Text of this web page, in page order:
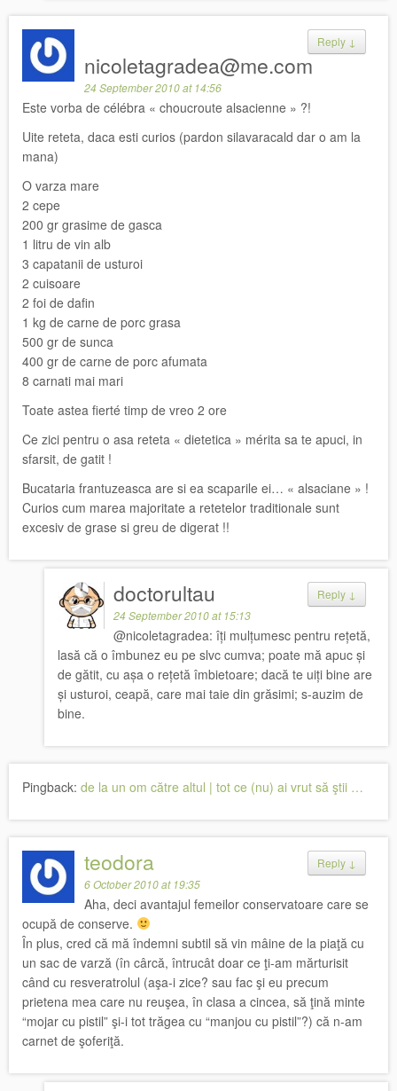
Reply ↓
nicoletagradea@me.com
24 September 2010 at 14:56
Este vorba de célébra « choucroute alsacienne » ?!
Uite reteta, daca esti curios (pardon silavaracald dar o am la
mana)
O varza mare
2 cepe
200 gr grasime de gasca
1 litru de vin alb
3 capatanii de usturoi
2 cuisoare
2 foi de dafin
1 kg de carne de porc grasa
500 gr de sunca
400 gr de carne de porc afumata
8 carnati mai mari
Toate astea fierté timp de vreo 2 ore
Ce zici pentru o asa reteta « dietetica » mérita sa te apuci, in
sfarsit, de gatit !
Bucataria frantuzeasca are si ea scaparile ei… « alsaciane » !
Curios cum marea majoritate a retetelor traditionale sunt
excesiv de grase si greu de digerat !!
Reply ↓
doctorultau
24 September 2010 at 15:13
@nicoletagradea: îți mulțumesc pentru rețetă,
lasă că o îmbunez eu pe slvc cumva; poate mă apuc și
de gătit, cu așa o rețetă îmbietoare; dacă te uiți bine are
și usturoi, ceapă, care mai taie din grăsimi; s-auzim de
bine.
Pingback: de la un om către altul | tot ce (nu) ai vrut să ştii …
Reply ↓
teodora
6 October 2010 at 19:35
Aha, deci avantajul femeilor conservatoare care se
ocupă de conserve.
În plus, cred că mă îndemni subtil să vin mâine de la piaţă cu
un sac de varză (în cârcă, întrucât doar ce ţi-am mărturisit
când cu resveratrolul (aşa-i zice? sau fac şi eu precum
prietena mea care nu reuşea, în clasa a cincea, să ţină minte
“mojar cu pistil” şi-i tot trăgea cu “manjou cu pistil”?) că n-am
carnet de şoferiţă.